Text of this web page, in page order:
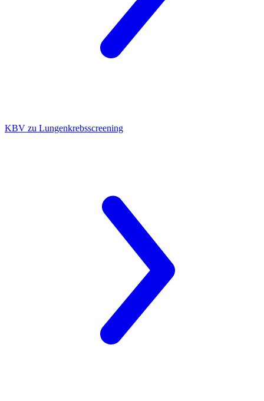
KBV zu Lungenkrebsscreening